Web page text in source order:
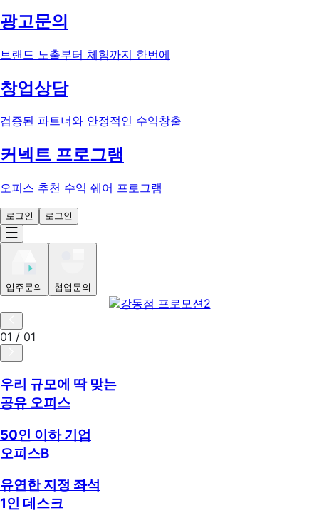
광고문의
브랜드 노출부터 체험까지 한번에
창업상담
검증된 파트너와 안정적인 수익창출
커넥트 프로그램
오피스 추천 수익 쉐어 프로그램
로그인 로그인
입주문의 협업문의
01 / 01
우리 규모에 딱 맞는
공유 오피스
50인 이하 기업
오피스B
유연한 지정 좌석
1인 데스크